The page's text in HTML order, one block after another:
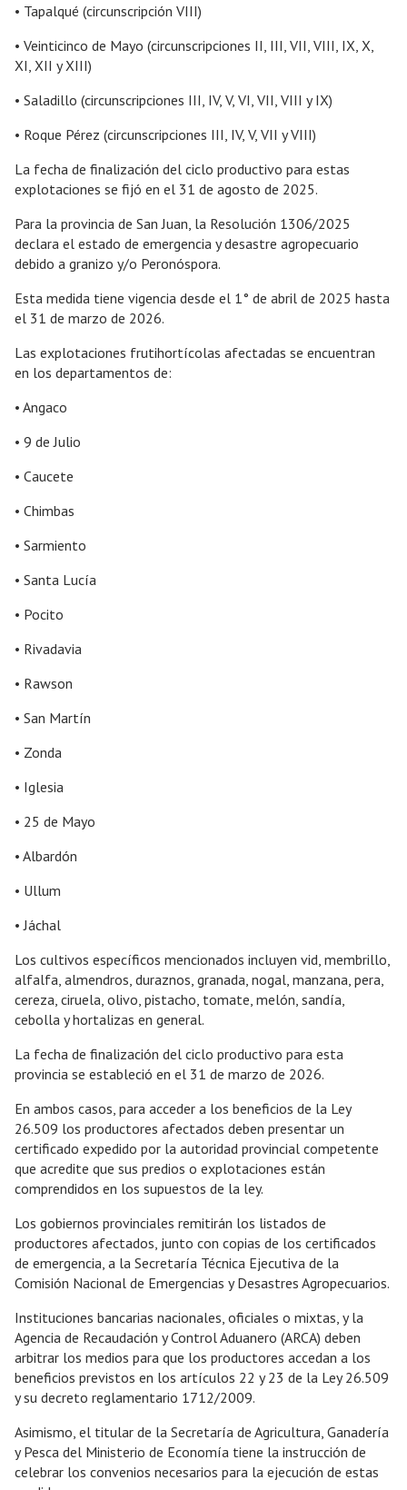
• Tapalqué (circunscripción VIII)
• Veinticinco de Mayo (circunscripciones II, III, VII, VIII, IX, X,
XI, XII y XIII)
• Saladillo (circunscripciones III, IV, V, VI, VII, VIII y IX)
• Roque Pérez (circunscripciones III, IV, V, VII y VIII)
La fecha de finalización del ciclo productivo para estas
explotaciones se fijó en el 31 de agosto de 2025.
Para la provincia de San Juan, la Resolución 1306/2025
declara el estado de emergencia y desastre agropecuario
debido a granizo y/o Peronóspora.
Esta medida tiene vigencia desde el 1° de abril de 2025 hasta
el 31 de marzo de 2026.
Las explotaciones frutihortícolas afectadas se encuentran
en los departamentos de:
• Angaco
• 9 de Julio
• Caucete
• Chimbas
• Sarmiento
• Santa Lucía
• Pocito
• Rivadavia
• Rawson
• San Martín
• Zonda
• Iglesia
• 25 de Mayo
• Albardón
• Ullum
• Jáchal
Los cultivos específicos mencionados incluyen vid, membrillo,
alfalfa, almendros, duraznos, granada, nogal, manzana, pera,
cereza, ciruela, olivo, pistacho, tomate, melón, sandía,
cebolla y hortalizas en general.
La fecha de finalización del ciclo productivo para esta
provincia se estableció en el 31 de marzo de 2026.
En ambos casos, para acceder a los beneficios de la Ley
26.509 los productores afectados deben presentar un
certificado expedido por la autoridad provincial competente
que acredite que sus predios o explotaciones están
comprendidos en los supuestos de la ley.
Los gobiernos provinciales remitirán los listados de
productores afectados, junto con copias de los certificados
de emergencia, a la Secretaría Técnica Ejecutiva de la
Comisión Nacional de Emergencias y Desastres Agropecuarios.
Instituciones bancarias nacionales, oficiales o mixtas, y la
Agencia de Recaudación y Control Aduanero (ARCA) deben
arbitrar los medios para que los productores accedan a los
beneficios previstos en los artículos 22 y 23 de la Ley 26.509
y su decreto reglamentario 1712/2009.
Asimismo, el titular de la Secretaría de Agricultura, Ganadería
y Pesca del Ministerio de Economía tiene la instrucción de
celebrar los convenios necesarios para la ejecución de estas